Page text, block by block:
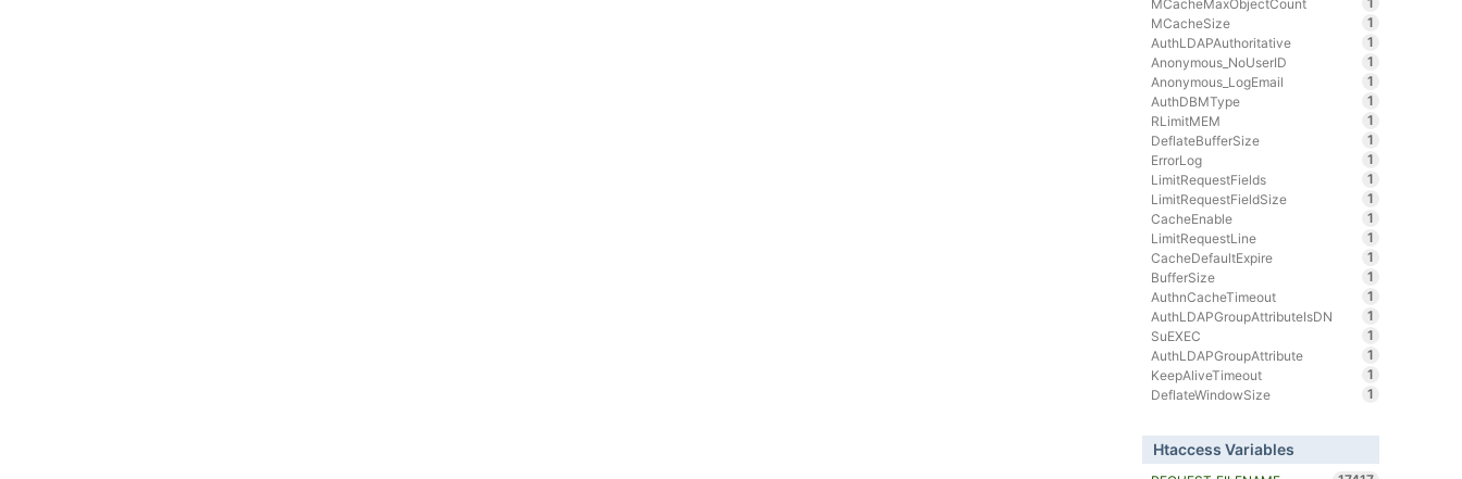
MCacheMaxObjectCount
MCacheSize
1
AuthLDAPAuthoritative
1
Anonymous_NoUserID
1
Anonymous_LogEmail
1
AuthDBMType
1
RLimitMEM
1
DeflateBufferSize
1
ErrorLog
1
LimitRequestFields
1
LimitRequestFieldSize
1
CacheEnable
1
LimitRequestLine
1
CacheDefaultExpire
1
BufferSize
1
AuthnCacheTimeout
1
AuthLDAPGroupAttributeIsDN
1
SuEXEC
1
AuthLDAPGroupAttribute
1
KeepAliveTimeout
1
DeflateWindowSize
1
Htaccess Variables